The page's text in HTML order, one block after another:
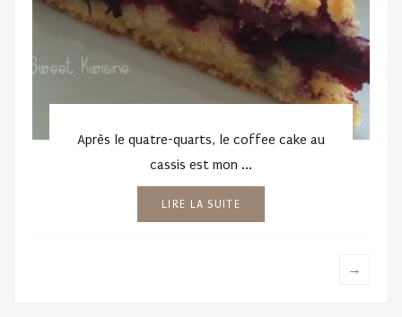
Après le quatre-quarts, le coffee cake au
cassis est mon ...
LIRE LA SUITE
→